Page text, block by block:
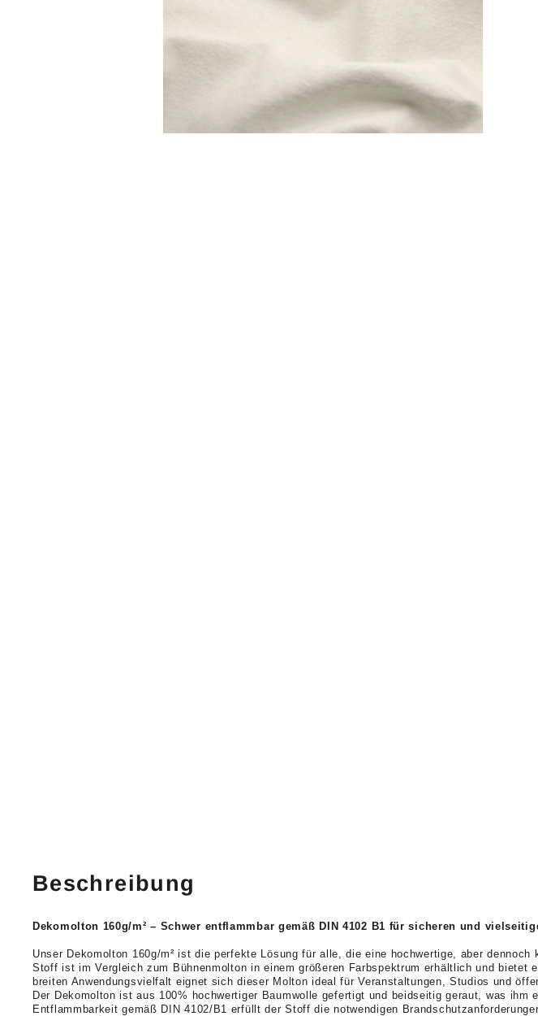
Beschreibung
Dekomolton 160g/m² – Schwer entflammbar gemäß DIN 4102 B1 für sicheren und
Unser Dekomolton 160g/m² ist die perfekte Lösung für alle, die eine hochwertige, aber
Stoff ist im Vergleich zum Bühnenmolton in einem größeren Farbspektrum erhältlich und
breiten Anwendungsvielfalt eignet sich dieser Molton ideal für Veranstaltungen, Studios und
Der Dekomolton ist aus 100% hochwertiger Baumwolle gefertigt und beidseitig geraut, was
Entflammbarkeit gemäß DIN 4102/B1 erfüllt der Stoff die notwendigen